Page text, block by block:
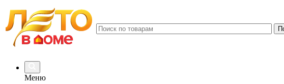
Меню